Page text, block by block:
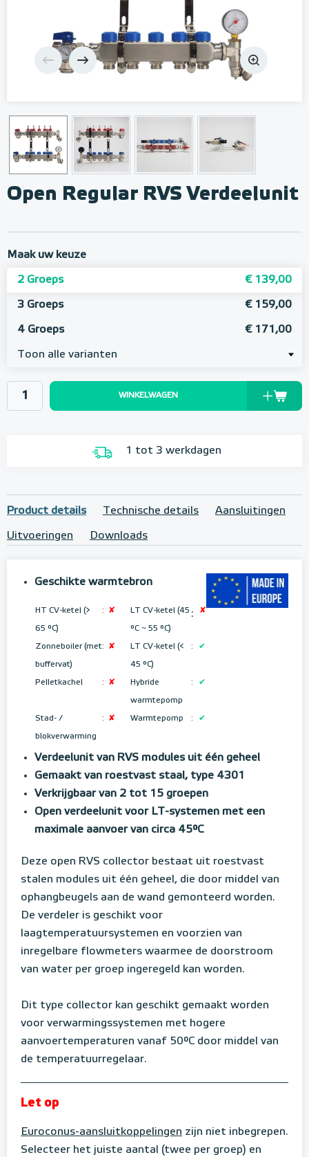
Open Regular RVS Verdeelunit
Maak uw keuze
2 Groeps € 139,00
3 Groeps € 159,00
4 Groeps € 171,00
Toon alle varianten
WINKELWAGEN
1 tot 3 werkdagen
Product details Technische details Aansluitingen
Uitvoeringen Downloads
Geschikte warmtebron
HT CV-ketel (>
65 °C)
: ✘ LT CV-ketel (45
°C ~ 55 °C)
: ✘
Zonneboiler (met
buffervat)
: ✘ LT CV-ketel (<
45 °C)
: ✔
Pelletkachel : ✘ Hybride
warmtepomp
: ✔
Stad- /
blokverwarming
: ✘ Warmtepomp : ✔
Verdeelunit van RVS modules uit één geheel
Gemaakt van roestvast staal, type 4301
Verkrijgbaar van 2 tot 15 groepen
Open verdeelunit voor LT-systemen met een
maximale aanvoer van circa 45°C
Deze open RVS collector bestaat uit roestvast
stalen modules uit één geheel, die door middel van
ophangbeugels aan de wand gemonteerd worden.
De verdeler is geschikt voor
laagtemperatuursystemen en voorzien van
inregelbare flowmeters waarmee de doorstroom
van water per groep ingeregeld kan worden.
Dit type collector kan geschikt gemaakt worden
voor verwarmingssystemen met hogere
aanvoertemperaturen vanaf 50°C door middel van
de temperatuurregelaar.
Let op
Euroconus-aansluitkoppelingen zijn niet inbegrepen.
Selecteer het juiste aantal (twee per groep) en